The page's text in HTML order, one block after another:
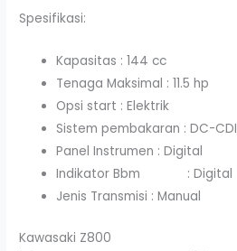
Spesifikasi:
Kapasitas : 144 cc
Tenaga Maksimal : 11.5 hp
Opsi start : Elektrik
Sistem pembakaran : DC-CDI
Panel Instrumen : Digital
Indikator Bbm : Digital
Jenis Transmisi : Manual
Kawasaki Z800